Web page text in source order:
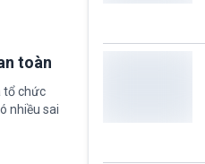
toàn
tổ chức
nhiều sai